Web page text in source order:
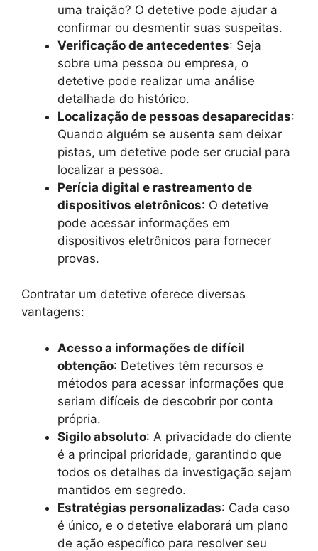
uma traição? O detetive pode ajudar a
confirmar ou desmentir suas suspeitas.
Verificação de antecedentes: Seja
sobre uma pessoa ou empresa, o
detetive pode realizar uma análise
detalhada do histórico.
Localização de pessoas desaparecidas:
Quando alguém se ausenta sem deixar
pistas, um detetive pode ser crucial para
localizar a pessoa.
Perícia digital e rastreamento de
dispositivos eletrônicos: O detetive
pode acessar informações em
dispositivos eletrônicos para fornecer
provas.
Contratar um detetive oferece diversas
vantagens:
Acesso a informações de difícil
obtenção: Detetives têm recursos e
métodos para acessar informações que
seriam difíceis de descobrir por conta
própria.
Sigilo absoluto: A privacidade do cliente
é a principal prioridade, garantindo que
todos os detalhes da investigação sejam
mantidos em segredo.
Estratégias personalizadas: Cada caso
é único, e o detetive elaborará um plano
de ação específico para resolver seu